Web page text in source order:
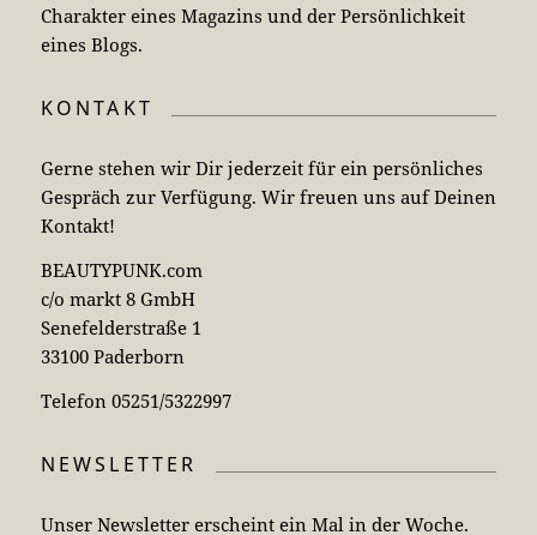
Charakter eines Magazins und der Persönlichkeit
eines Blogs.
KONTAKT
Gerne stehen wir Dir jederzeit für ein persönliches
Gespräch zur Verfügung. Wir freuen uns auf Deinen
Kontakt!
BEAUTYPUNK.com
c/o markt 8 GmbH
Senefelderstraße 1
33100 Paderborn
Telefon 05251/5322997
NEWSLETTER
Unser Newsletter erscheint ein Mal in der Woche.